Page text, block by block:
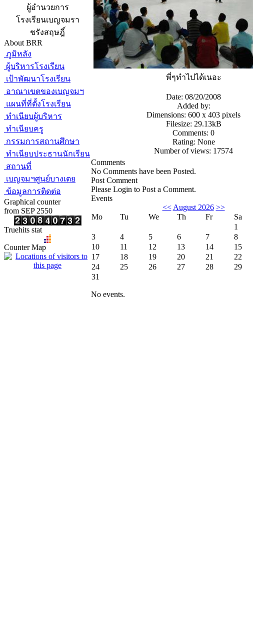
ผู้อำนวยการ
โรงเรียนเบญจมรา
ชรังสฤษฎิ์
About BRR
ภูมิหลัง
ผู้บริหารโรงเรียน
เป้าพัฒนาโรงเรียน
อาณาเขตของเบญจมฯ
แผนที่ที่ตั้งโรงเรียน
ทำเนียบผู้บริหาร
ทำเนียบครู
กรรมการสถานศึกษา
ทำเนียบประธานนักเรียน
สถานที่
เบญจมฯศูนย์บางเตย
ข้อมูลการติดต่อ
Graphical counter
from SEP 2550
Truehits stat
Counter Map
พี่ๆทำไปได้เนอะ
Date: 08/20/2008
Added by:
Dimensions: 600 x 403 pixels
Filesize: 29.13kB
Comments: 0
Rating: None
Number of views: 17574
Comments
No Comments have been Posted.
Post Comment
Please Login to Post a Comment.
Events
<< August 2026 >>
Mo
Tu We Th Fr Sa
1
3
4 5 6 7 8
10
11 12 13 14 15
17
18 19 20 21 22
24
25 26 27 28 29
31
No events.